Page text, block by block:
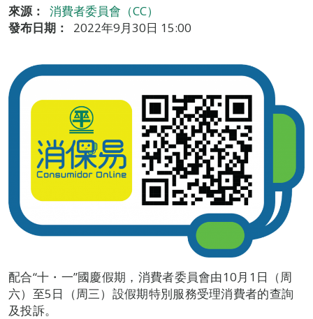
來源：
消費者委員會（CC）
發布日期：
2022年9月30日 15:00
配合“十・一”國慶假期，消費者委員會由10月1日（周
六）至5日（周三）設假期特別服務受理消費者的查詢
及投訴。